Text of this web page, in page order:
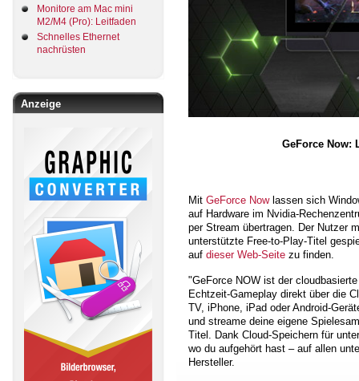
Monitore am Mac mini
M2/M4 (Pro): Leitfaden
Schnelles Ethernet
nachrüsten
Anzeige
GeForce Now:
Mit GeForce Nowlassen sich
auf Hardware im Nvidia-
per Stream übertragen. Der Nutzer
unterstützte Free-to-Play-Titel
auf dieser Web-Seite zu finden.
"GeForce NOW ist der
Echtzeit-Gameplay direkt über die
TV, iPhone, iPad oder Android-
und streame deine eigene
Titel. Dank Cloud-Speichern für
wo du aufgehört hast – auf allen
Hersteller.